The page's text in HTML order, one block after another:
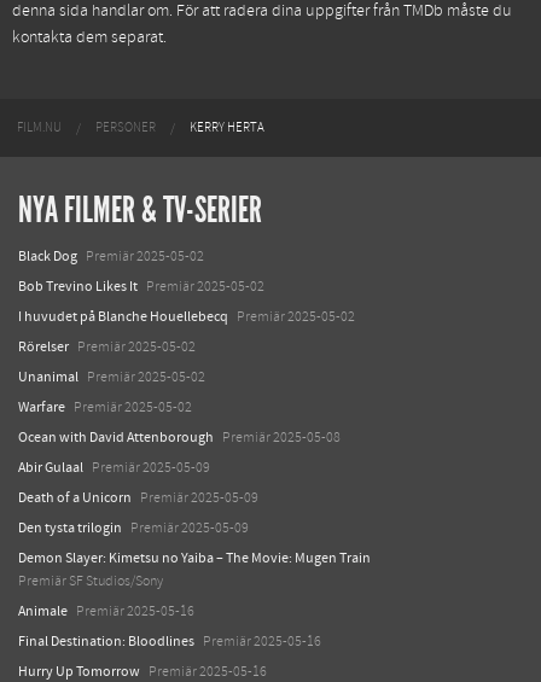
denna sida handlar om. För att radera dina uppgifter från TMDb måste du
kontakta dem separat.
FILM.NU PERSONER KERRY HERTA
NYA FILMER & TV-SERIER
Black Dog Premiär 2025-05-02
Bob Trevino Likes It Premiär 2025-05-02
I huvudet på Blanche Houellebecq Premiär 2025-05-02
Rörelser Premiär 2025-05-02
Unanimal Premiär 2025-05-02
Warfare Premiär 2025-05-02
Ocean with David Attenborough Premiär 2025-05-08
Abir Gulaal Premiär 2025-05-09
Death of a Unicorn Premiär 2025-05-09
Den tysta trilogin Premiär 2025-05-09
Demon Slayer: Kimetsu no Yaiba – The Movie: Mugen Train
Premiär SF Studios/Sony
Animale Premiär 2025-05-16
Final Destination: Bloodlines Premiär 2025-05-16
Hurry Up Tomorrow Premiär 2025-05-16